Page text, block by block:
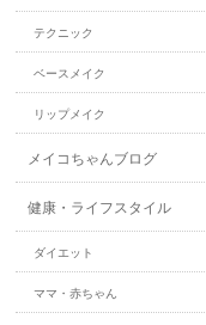
テクニック
ベースメイク
リップメイク
メイコちゃんブログ
健康・ライフスタイル
ダイエット
ママ・赤ちゃん